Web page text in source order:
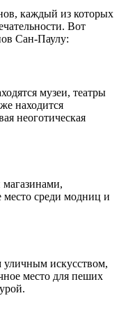
каждый из которых
Вот
Сан-Паулу:
музеи, театры
находится
неоготическая
место среди модниц и
искусством,
место для пеших